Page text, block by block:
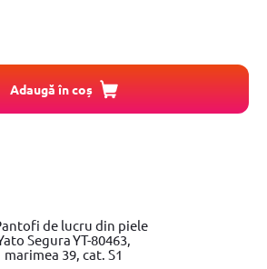
Adaugă în coș